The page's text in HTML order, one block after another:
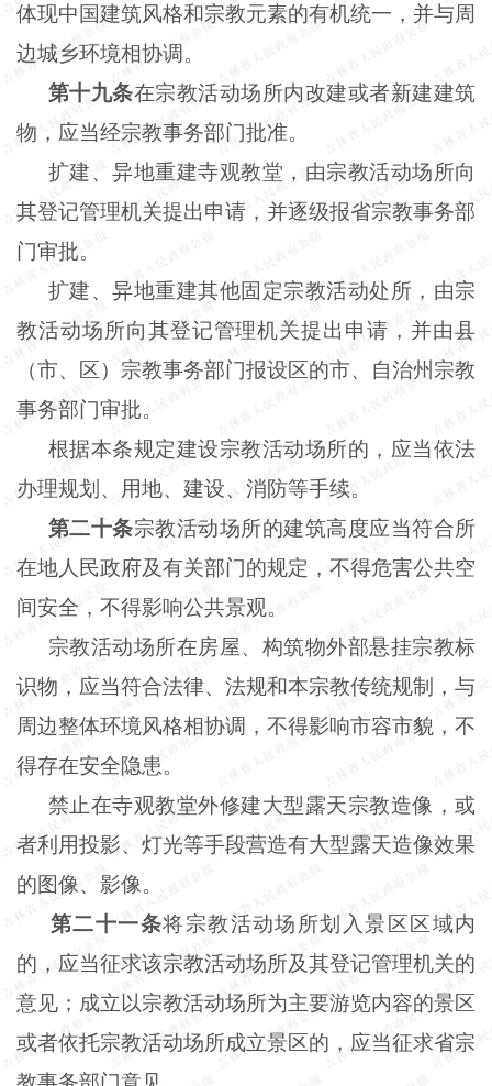
体现中国建筑风格和宗教元素的有机统一，并与周
边城乡环境相协调。
第十九条在宗教活动场所内改建或者新建建筑
物，应当经宗教事务部门批准。
扩建、异地重建寺观教堂，由宗教活动场所向
其登记管理机关提出申请，并逐级报省宗教事务部
门审批。
扩建、异地重建其他固定宗教活动处所，由宗
教活动场所向其登记管理机关提出申请，并由县
（市、区）宗教事务部门报设区的市、自治州宗教
事务部门审批。
根据本条规定建设宗教活动场所的，应当依法
办理规划、用地、建设、消防等手续。
第二十条宗教活动场所的建筑高度应当符合所
在地人民政府及有关部门的规定，不得危害公共空
间安全，不得影响公共景观。
宗教活动场所在房屋、构筑物外部悬挂宗教标
识物，应当符合法律、法规和本宗教传统规制，与
周边整体环境风格相协调，不得影响市容市貌，不
得存在安全隐患。
禁止在寺观教堂外修建大型露天宗教造像，或
者利用投影、灯光等手段营造有大型露天造像效果
的图像、影像。
第二十一条将宗教活动场所划入景区区域内
的，应当征求该宗教活动场所及其登记管理机关的
意见；成立以宗教活动场所为主要游览内容的景区
或者依托宗教活动场所成立景区的，应当征求省宗